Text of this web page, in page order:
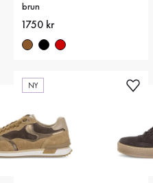
brun
Nytt pris
1750 kr
NY